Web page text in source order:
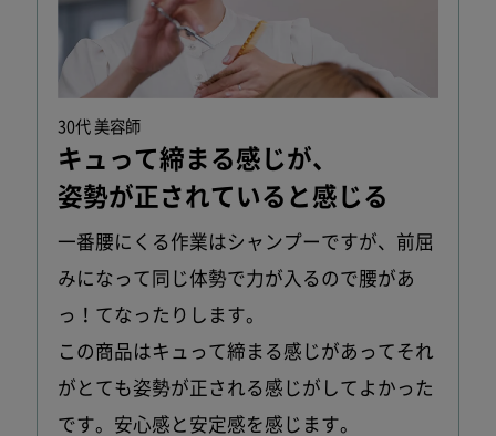
30代 美容師
キュって締まる感じが、
姿勢が正されていると感じる
一番腰にくる作業はシャンプーですが、前屈
みになって同じ体勢で力が入るので腰があ
っ！てなったりします。
この商品はキュって締まる感じがあってそれ
がとても姿勢が正される感じがしてよかった
です。安心感と安定感を感じます。